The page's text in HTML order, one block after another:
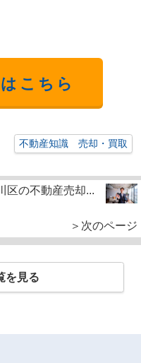
こちら
不動産知識 売却・買取
区の不動産売却...
＞次のページ
を見る